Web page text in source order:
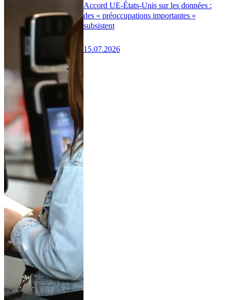
Accord UE-États-Unis sur les données :
des « préoccupations importantes »
subsistent
15.07.2026